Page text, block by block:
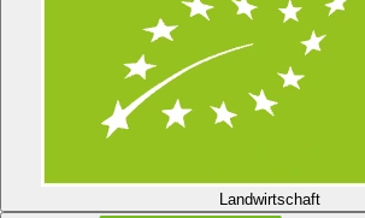
Landwirtschaft